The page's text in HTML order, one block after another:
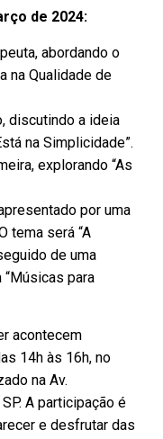
de 2024:
abordando o
na Qualidade de
discutindo a ideia
na Simplicidade”.
explorando “As
por uma
tema será “A
de uma
para
acontecem
14h às 16h, no
na Av.
A participação é
e desfrutar das